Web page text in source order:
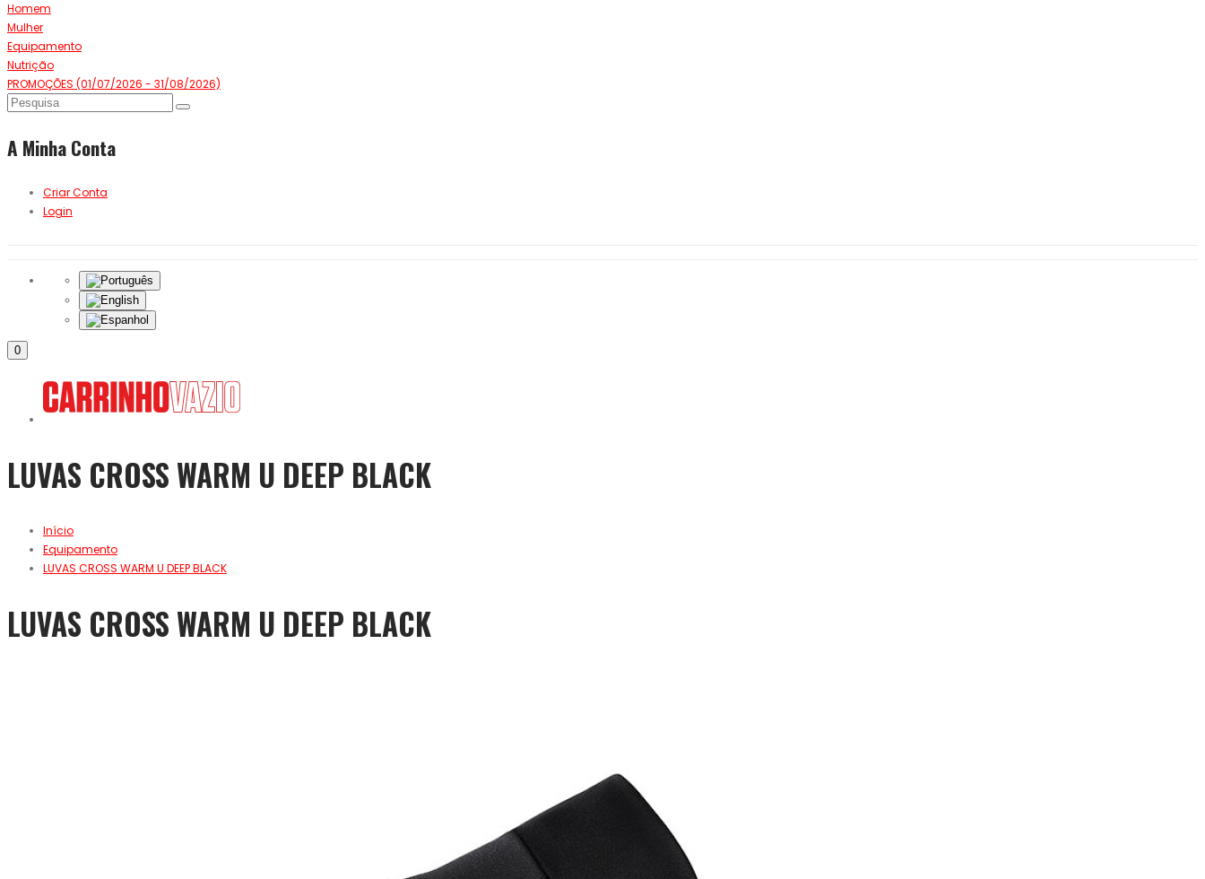
Homem
Mulher
Equipamento
Nutrição
PROMOÇÕES (01/07/2026 - 31/08/2026)
A Minha Conta
Criar Conta
Login
0
LUVAS CROSS WARM U DEEP BLACK
Início
Equipamento
LUVAS CROSS WARM U DEEP BLACK
LUVAS CROSS WARM U DEEP BLACK